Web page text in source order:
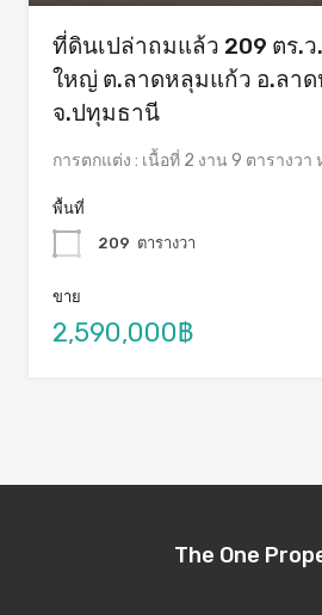
ที่ดินเปล่าถมแล้ว 209 ตร.
ใหญ่ ต.ลาดหลุมแก้ว อ.ลา
จ.ปทุมธานี
การตกแต่ง : เนื้อที่ 2 งาน 9 ตารางวา
พื้นที่
209 ตารางวา
ขาย
2,590,000฿
The One